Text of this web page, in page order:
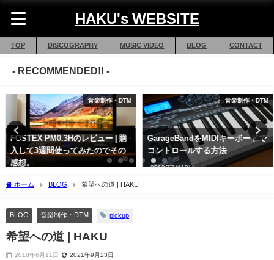
HAKU's WEBSITE
TOP DISCOGRAPHY MUSIC VIDEO BLOG CONTACT
- RECOMMENDED!! -
音楽制作・DTM
FOSTEX PM0.3Hのレビュー | 購
入して3週間使ってみたのでその
感想。
音楽制作・DTM
GarageBandをMIDIキーボードで
コントロールする方法
2018年7月13日
ホーム BLOG 希望への道 | HAKU
BLOG 音楽制作・DTM pickup
希望への道 | HAKU
2018年6月11日 2021年9月23日